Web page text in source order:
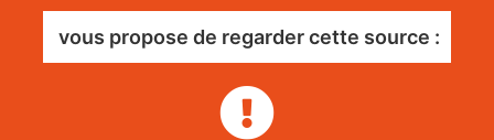
vous propose de regarder cette source :